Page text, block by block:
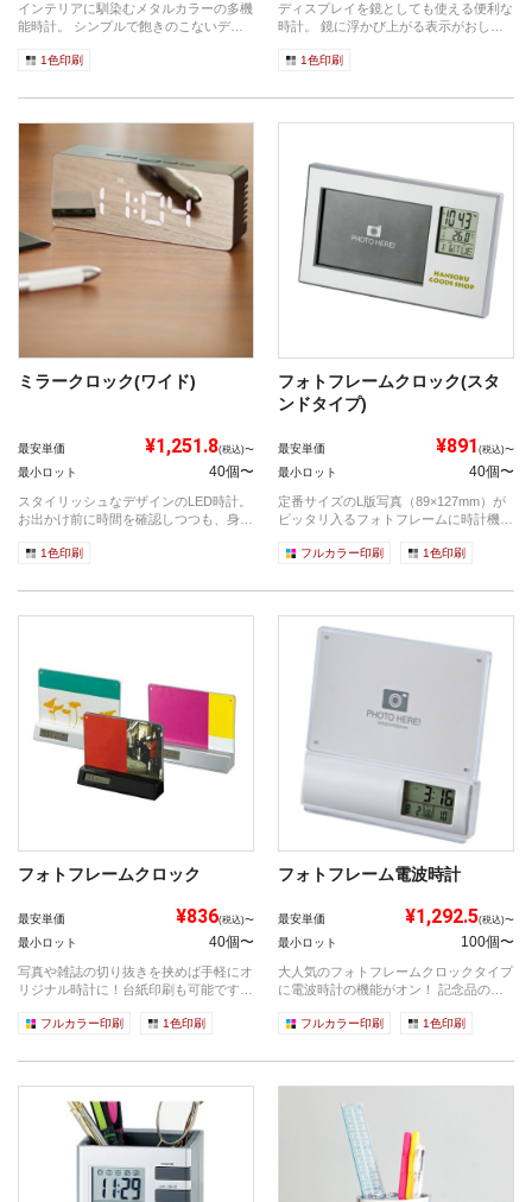
インテリアに馴染むメタルカラーの多機
能時計。 シンプルで飽きのこないデザ
1色印刷
ディスプレイを鏡としても使える便利な
時計。 鏡に浮かび上がる表示がおしゃ
1色印刷
ミラークロック(ワイド)
最安単価 ¥1,251.8(税込)〜
最小ロット 40個〜
スタイリッシュなデザインのLED時計。
お出かけ前に時間を確認しつつも、身だ
1色印刷
フォトフレームクロック(スタ
ンドタイプ)
最安単価 ¥891 (税込)〜
最小ロット 40個〜
定番サイズのL版写真（89×127mm）が
ピッタリ入るフォトフレームに時計機能
フルカラー印刷 1色印刷
フォトフレームクロック
最安単価 ¥836(税込)〜
最小ロット 40個〜
写真や雑誌の切り抜きを挟めば手軽にオ
リジナル時計に！台紙印刷も可能です♪
フルカラー印刷 1色印刷
フォトフレーム電波時計
最安単価 ¥1,292.5(税込)〜
最小ロット 100個〜
大人気のフォトフレームクロックタイプ
に電波時計の機能がオン！ 記念品のベ
フルカラー印刷 1色印刷